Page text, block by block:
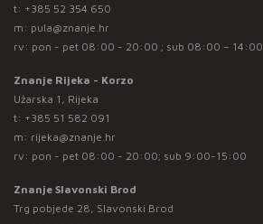
t: +385 52 354 650
m: pula@znanje.hr
rv: pon - pet 08:00 - 20:00 ; sub 08:00 – 14:00
Znanje Rijeka - Korzo
Užarska 1, Rijeka
t: +385 51 582 091
m: rijeka@znanje.hr
rv: pon - pet 08:00 - 20:00; sub 9:00-15:00
Znanje Slavonski Brod
Trg pobjede 28, Slavonski Brod